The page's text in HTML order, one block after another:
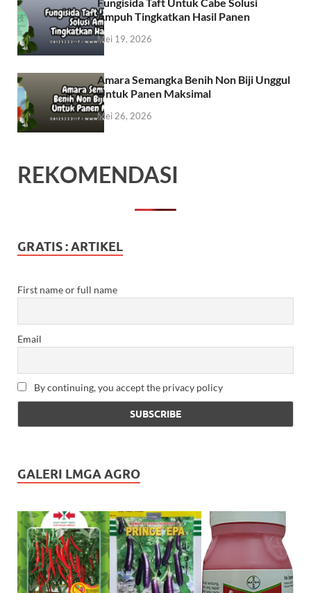
Ampuh Tingkatkan Hasil Panen
Mei 19, 2026
Amara Semangka Benih Non Biji Unggul
Untuk Panen Maksimal
Mei 26, 2026
REKOMENDASI
GRATIS : ARTIKEL
First name or full name
Email
By continuing, you accept the privacy policy
GALERI LMGA AGRO